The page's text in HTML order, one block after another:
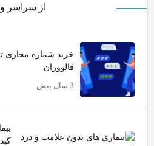
از سراسر
خرید شماره مجازی
فالووران
3 سال پیش
کبد